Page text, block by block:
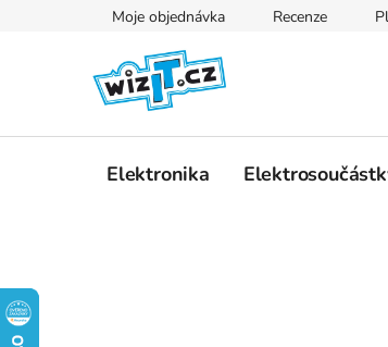
Moje objednávka Recenze
Elektronika